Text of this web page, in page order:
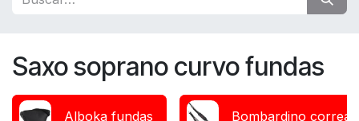
Saxo soprano curvo fundas
Alboka fundas Bombardino